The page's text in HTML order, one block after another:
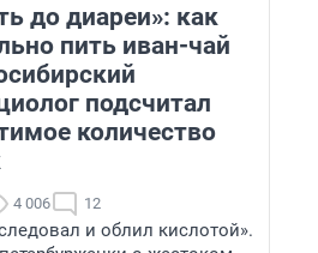
до диареи»: как
пить иван-чай
подсчитал
количество
4 006 12
и облил кислотой».